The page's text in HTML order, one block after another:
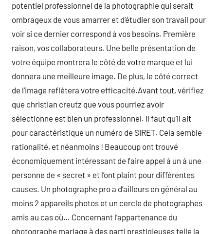
potentiel professionnel de la photographie qui serait
ombrageux de vous amarrer et d’étudier son travail pour
voir si ce dernier correspond à vos besoins. Première
raison, vos collaborateurs. Une belle présentation de
votre équipe montrera le côté de votre marque et lui
donnera une meilleure image. De plus, le côté correct
de l’image reflétera votre efficacité.Avant tout, vérifiez
que christian creutz que vous pourriez avoir
sélectionne est bien un professionnel. Il faut qu’il ait
pour caractéristique un numéro de SIRET. Cela semble
rationalité, et néanmoins ! Beaucoup ont trouvé
économiquement intéressant de faire appel à un à une
personne de « secret » et l’ont plaint pour différentes
causes. Un photographe pro a d’ailleurs en général au
moins 2 appareils photos et un cercle de photographes
amis au cas où… Concernant l’appartenance du
photographe mariage à des parti prestigieuses telle la